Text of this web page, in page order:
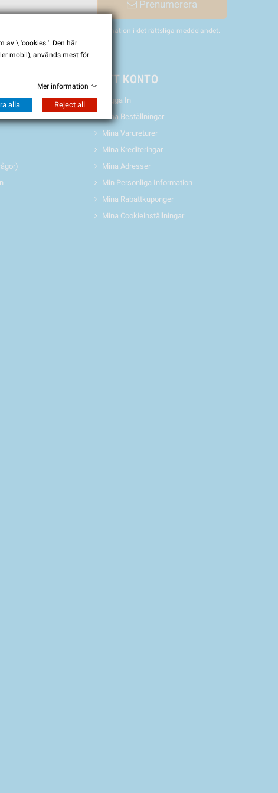
Prenumerera
vänligen hitta vår kontaktinformation i det rättsliga meddelandet.
MITT KONTO
Logga In
Mina Beställningar
Mina Varureturer
Mina Krediteringar
Mina Adresser
Min Personliga Information
Mina Rabattkuponger
Mina Cookieinställningar
av \ 'cookies '. Den här
mobil), används mest för
Mer information
alla Reject all